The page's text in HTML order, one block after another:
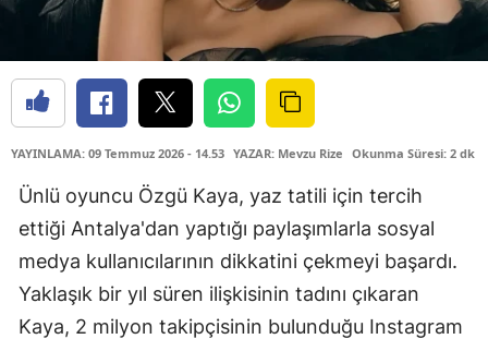
YAYINLAMA: 09 Temmuz 2026 - 14.53 YAZAR: Mevzu Rize Okunma Süresi: 2 dk
Ünlü oyuncu Özgü Kaya, yaz tatili için tercih
ettiği Antalya'dan yaptığı paylaşımlarla sosyal
medya kullanıcılarının dikkatini çekmeyi başardı.
Yaklaşık bir yıl süren ilişkisinin tadını çıkaran
Kaya, 2 milyon takipçisinin bulunduğu Instagram